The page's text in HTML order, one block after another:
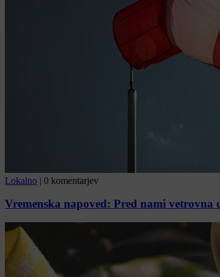
Lokalno | 0 komentarjev
Vremenska napoved: Pred nami vetrovna